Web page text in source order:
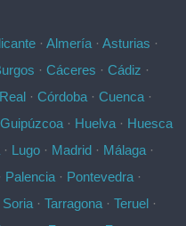
· Almería· Asturias ·
· Cáceres · Cádiz ·
· Córdoba · Cuenca ·
Guipúzcoa · Huelva · Huesca
· Lugo · Madrid · Málaga ·
Palencia· Pontevedra·
Soria · Tarragona · Teruel ·